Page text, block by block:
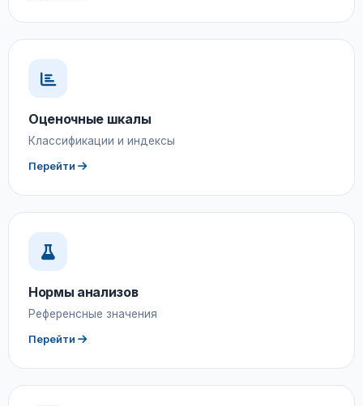
Оценочные шкалы
Классификации и индексы
Перейти
Нормы анализов
Референсные значения
Перейти